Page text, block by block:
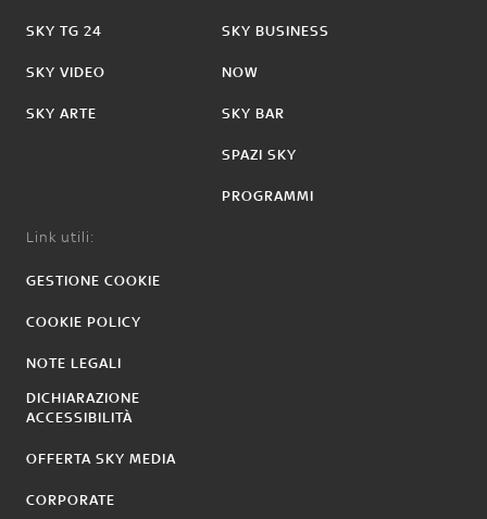
SKY TG 24
SKY VIDEO
SKY ARTE
SKY BUSINESS
NOW
SKY BAR
SPAZI SKY
PROGRAMMI
Link utili:
GESTIONE COOKIE
COOKIE POLICY
NOTE LEGALI
DICHIARAZIONE
ACCESSIBILITÀ
OFFERTA SKY MEDIA
CORPORATE